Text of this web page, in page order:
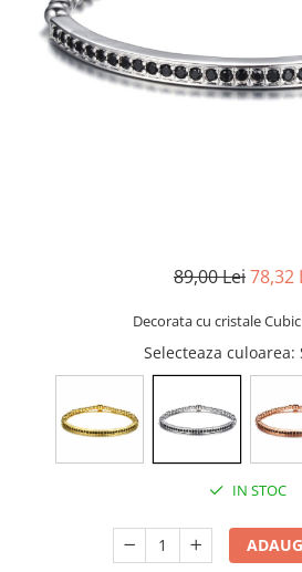
CERCEI
CEASURI DAMA
89,00 Lei78,32
Decorata cu cristale
Selecteaza culoarea:
IN STOC